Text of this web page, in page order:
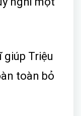
Triệu
toàn bỏ